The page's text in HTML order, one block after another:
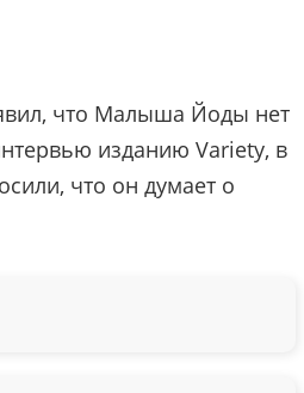
что Малыша Йоды нет
изданию Variety, в
что он думает о